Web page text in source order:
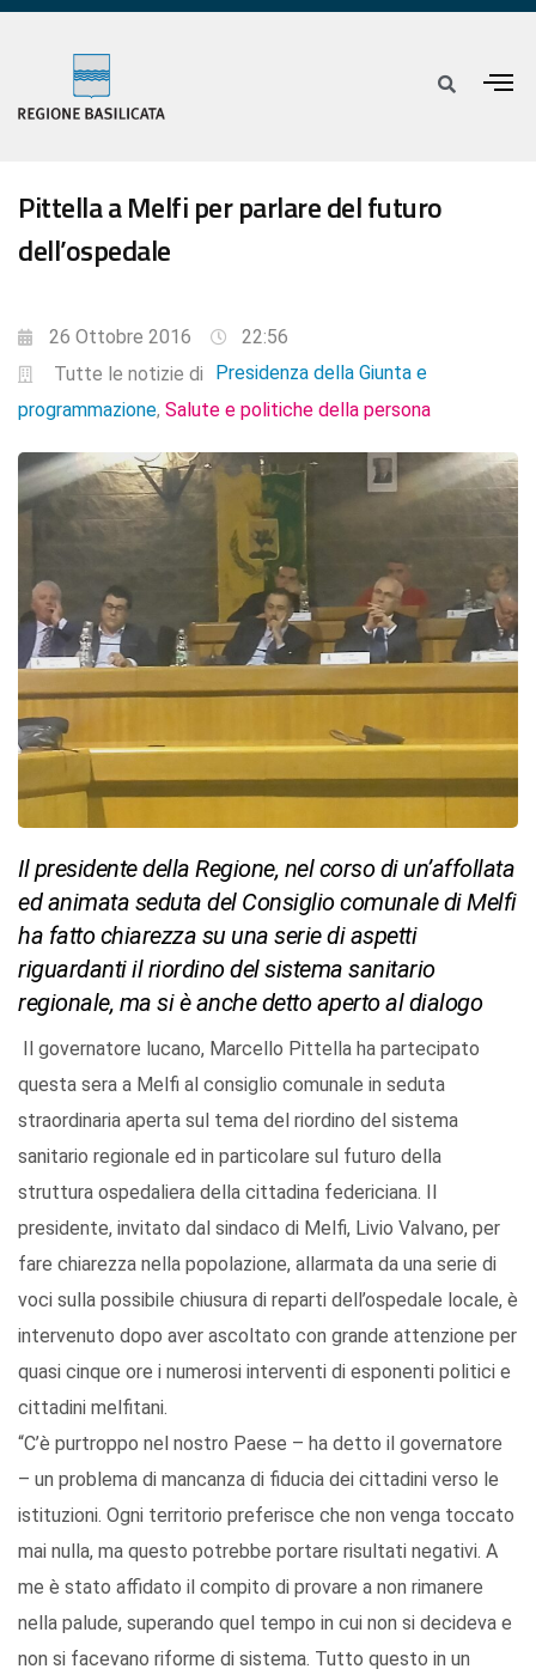
Pittella a Melfi per parlare del futuro
dell’ospedale
26 Ottobre 2016
22:56
Tutte le notizie di
Presidenza della Giunta e
programmazione, Salute e politiche della persona
Il presidente della Regione, nel corso di un’affollata
ed animata seduta del Consiglio comunale di Melfi
ha fatto chiarezza su una serie di aspetti
riguardanti il riordino del sistema sanitario
regionale, ma si è anche detto aperto al dialogo
Il governatore lucano, Marcello Pittella ha partecipato
questa sera a Melfi al consiglio comunale in seduta
straordinaria aperta sul tema del riordino del sistema
sanitario regionale ed in particolare sul futuro della
struttura ospedaliera della cittadina federiciana. Il
presidente, invitato dal sindaco di Melfi, Livio Valvano, per
fare chiarezza nella popolazione, allarmata da una serie di
voci sulla possibile chiusura di reparti dell’ospedale locale, è
intervenuto dopo aver ascoltato con grande attenzione per
quasi cinque ore i numerosi interventi di esponenti politici e
cittadini melfitani.
“C’è purtroppo nel nostro Paese – ha detto il governatore
– un problema di mancanza di fiducia dei cittadini verso le
istituzioni. Ogni territorio preferisce che non venga toccato
mai nulla, ma questo potrebbe portare risultati negativi. A
me è stato affidato il compito di provare a non rimanere
nella palude, superando quel tempo in cui non si decideva e
non si facevano riforme di sistema. Tutto questo in un